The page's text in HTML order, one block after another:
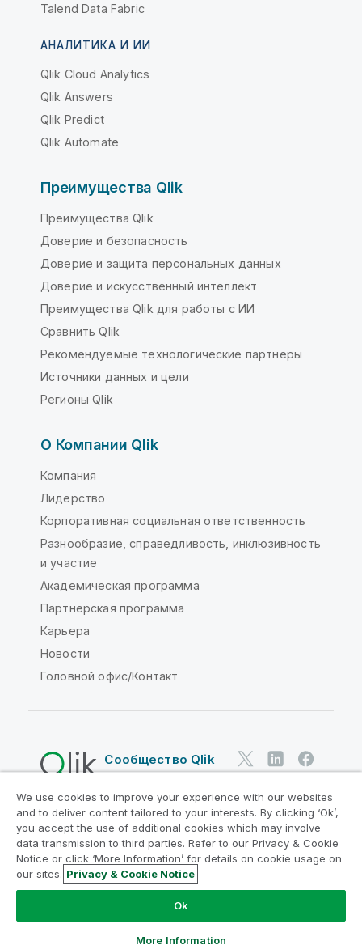
Talend Data Fabric
АНАЛИТИКА И ИИ
Qlik Cloud Analytics
Qlik Answers
Qlik Predict
Qlik Automate
Преимущества Qlik
Преимущества Qlik
Доверие и безопасность
Доверие и защита персональных данных
Доверие и искусственный интеллект
Преимущества Qlik для работы с ИИ
Сравнить Qlik
Рекомендуемые технологические партнеры
Источники данных и цели
Регионы Qlik
О Компании Qlik
Компания
Лидерство
Корпоративная социальная ответственность
Разнообразие, справедливость, инклюзивность
и участие
Академическая программа
Партнерская программа
Карьера
Новости
Головной офис/Контакт
Сообщество Qlik
Юридические соглашения
Условия использования продуктов
Legal Policies
Юридические положения
Условия использования
Товарные знаки
Do Not Share My Info
© QlikTech International AB, 1993-2026. Все права
We use cookies to improve your experience with our websites
and to deliver content tailored to your interests. By clicking ‘Ok’,
you accept the use of additional cookies which may involve
data transmission to third parties. Refer to our Privacy & Cookie
Notice or click ‘More Information’ for details on cookie usage on
our sites. Privacy & Cookie Notice
Ok
More Information